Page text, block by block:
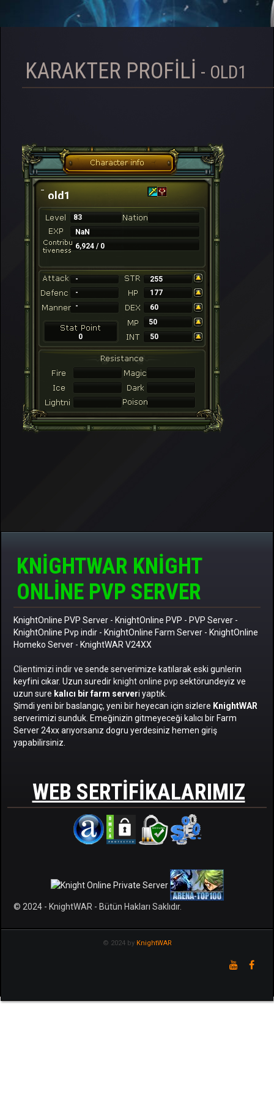
KARAKTER PROFILI - OLD1
old1
83
NaN
6,924 / 0
-
255
-
177
-
60
50
0
50
KNIGHTWAR KNIGHT
ONLINE PVP SERVER
KnightOnline PVP Server - KnightOnline PVP - PVP Server -
KnightOnline Pvp indir - KnightOnline Farm Server - KnightOnline
Homeko Server - KnightWAR V24XX
Clientimizi indirve sende serverimize katılarak eski gunlerin
keyfini cıkar. Uzun suredir knight online pvp sektörundeyiz ve
uzun sure kalıcı bir farm serveri yaptık.
Şimdi yeni bir baslangıç, yeni bir heyecan için sizlere KnightWAR
serverimizi sunduk. Emeğinizin gitmeyeceği kalıcı bir Farm
Server 24xx arıyorsanız dogru yerdesiniz hemen giriş
yapabilirsiniz.
WEB SERTIFIKALARIMIZ
© 2024 - KnightWAR - Bütün Hakları Saklıdır.
© 2024 by KnightWAR